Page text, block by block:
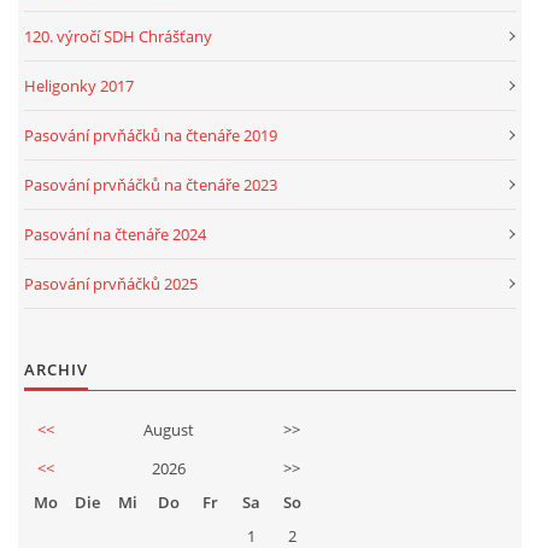
120. výročí SDH Chrášťany
Heligonky 2017
Pasování prvňáčků na čtenáře 2019
Pasování prvňáčků na čtenáře 2023
Pasování na čtenáře 2024
Pasování prvňáčků 2025
ARCHIV
<< August
>>
<<
2026
>>
Mo
Die Mi Do Fr Sa
So
1
2